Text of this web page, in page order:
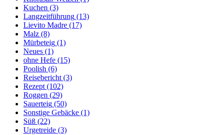
Kuchen (3)
Langzeitführung (13)
Lievito Madre (17)
Malz (8)
Mürbeteig (1)
Neues (1)
ohne Hefe (15)
Poolish (6)
Reisebericht (3)
Rezept (102)
Roggen (29)
Sauerteig (50)
Sonstige Gebäcke (1)
Süß (22)
Urgetreide (3)